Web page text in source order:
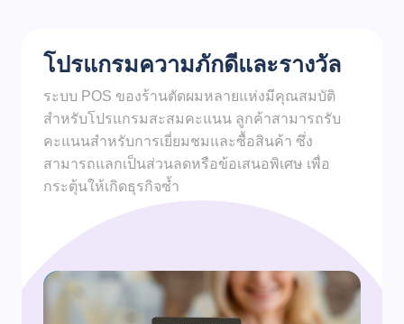
โปรแกรมความภักดีและรางวัล
ระบบ POS ของร้านตัดผมหลายแห่งมีคุณสมบัติ
สำหรับโปรแกรมสะสมคะแนน ลูกค้าสามารถรับ
คะแนนสำหรับการเยี่ยมชมและซื้อสินค้า ซึ่ง
สามารถแลกเป็นส่วนลดหรือข้อเสนอพิเศษ เพื่อ
กระตุ้นให้เกิดธุรกิจซ้ำ